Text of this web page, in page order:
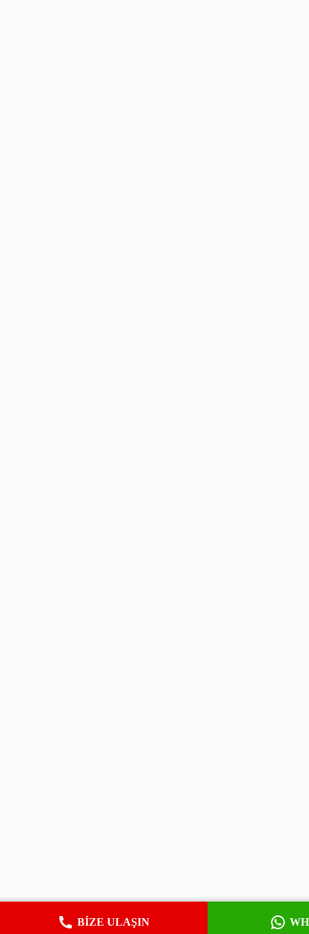
BIZE ULAŞIN